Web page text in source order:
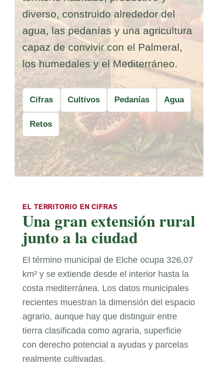
diverso, construido alrededor del
agua, las pedanías y una agricultura
capaz de convivir con el Palmeral,
los humedales y el Mediterráneo.
Cifras Cultivos Pedanías Agua
Retos
EL TERRITORIO EN CIFRAS
Una gran extensión rural
junto a la ciudad
El término municipal de Elche ocupa 326,07
km² y se extiende desde el interior hasta la
costa mediterránea. Los datos municipales
recientes muestran la dimensión del espacio
agrario, aunque hay que distinguir entre
tierra clasificada como agraria, superficie
con derecho potencial a ayudas y parcelas
realmente cultivadas.